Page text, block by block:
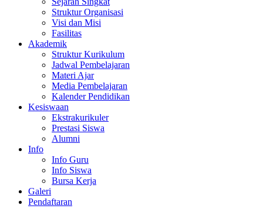
Struktur Organisasi
Visi dan Misi
Fasilitas
Akademik
Struktur Kurikulum
Jadwal Pembelajaran
Materi Ajar
Media Pembelajaran
Kalender Pendidikan
Kesiswaan
Ekstrakurikuler
Prestasi Siswa
Alumni
Info
Info Guru
Info Siswa
Bursa Kerja
Galeri
Pendaftaran